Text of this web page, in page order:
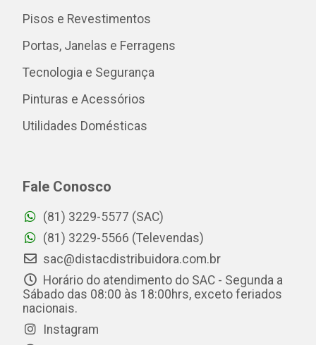
Pisos e Revestimentos
Portas, Janelas e Ferragens
Tecnologia e Segurança
Pinturas e Acessórios
Utilidades Domésticas
Fale Conosco
(81) 3229-5577 (SAC)
(81) 3229-5566 (Televendas)
sac@distacdistribuidora.com.br
Horário do atendimento do SAC - Segunda a
Sábado das 08:00 às 18:00hrs, exceto feriados
nacionais.
Instagram